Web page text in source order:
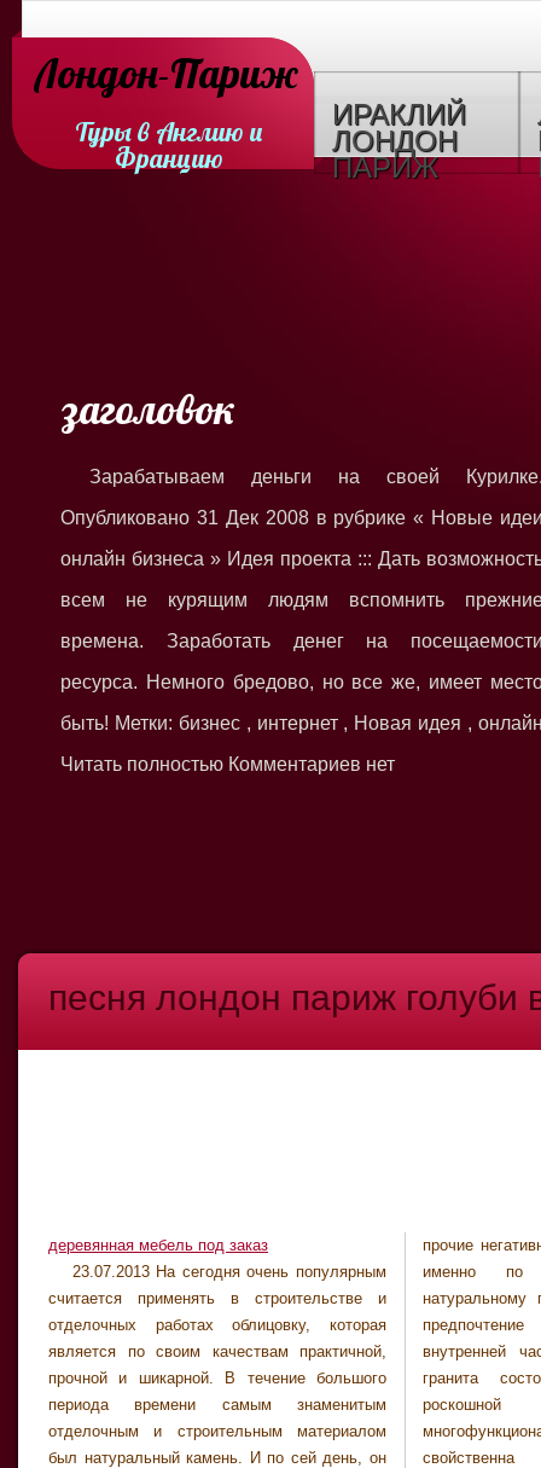
Лондон-Париж
Туры в Англию и
Францию
ИРАКЛИЙ
ЛОНДОН
ПАРИЖ
заголовок
Зарабатываем деньги на своей
Опубликовано 31 Дек 2008 в рубрике « Новые
онлайн бизнеса » Идея проекта ::: Дать
всем не курящим людям вспомнить
времена. Заработать денег на
ресурса. Немного бредово, но все же, имеет
быть! Метки: бизнес , интернет , Новая идея ,
Читать полностью Комментариев нет
песня лондон париж голуби
деревянная мебель под заказ
23.07.2013 На сегодня очень популярным
считается применять в строительстве и
отделочных работах облицовку, которая
является по своим качествам практичной,
прочной и шикарной. В течение большого
периода времени самым знаменитым
отделочным и строительным материалом
был натуральный камень. И по сей день, он
прочие
именно по всем этим признакам
натуральному граниту отдают многие свое
предпочтение при облицовке внешней и
внутренней части здания. А великолепие
гранита состоит в умелом сочетании
роскошной красоты и
многофункциональности. Граниту
свойственна зернисто-кристаллическая
мрамор со стороны характера границы между
зернами, то можно обозначить мозаичный,
зубчато-мозаичный и зубчатый мрамор. В
самом процессе укладки можно выделить
три основных метода: метод укладки на
раствор, укладки на клеевой раствор и
клеевой состав. А также широко применяется
укладка на металлический каркас. Также